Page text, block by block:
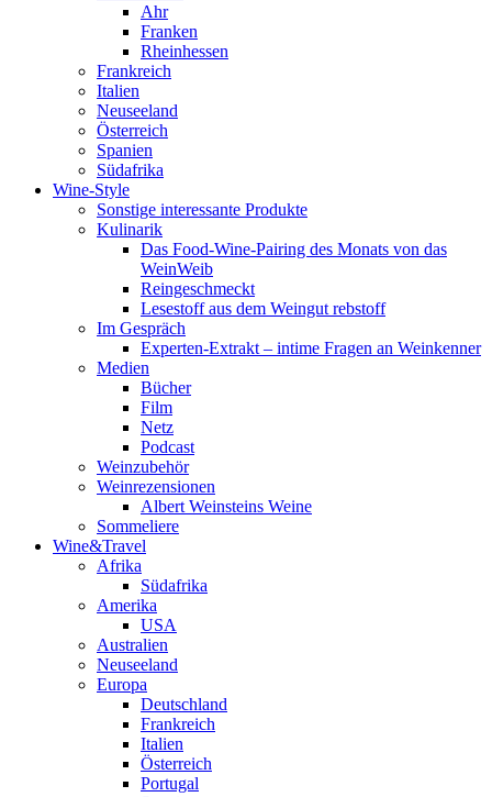
Ahr
Franken
Rheinhessen
Frankreich
Italien
Neuseeland
Österreich
Spanien
Südafrika
Wine-Style
Sonstige interessante Produkte
Kulinarik
Das Food-Wine-Pairing des Monats von das
WeinWeib
Reingeschmeckt
Lesestoff aus dem Weingut rebstoff
Im Gespräch
Experten-Extrakt – intime Fragen an Weinkenner
Medien
Bücher
Film
Netz
Podcast
Weinzubehör
Weinrezensionen
Albert Weinsteins Weine
Sommeliere
Wine&Travel
Afrika
Südafrika
Amerika
USA
Australien
Neuseeland
Europa
Deutschland
Frankreich
Italien
Österreich
Portugal